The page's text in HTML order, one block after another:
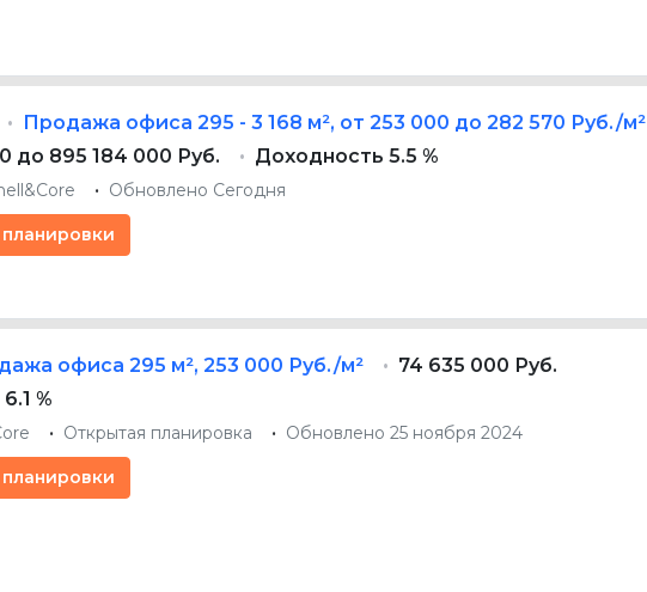
Продажа офиса295 - 3 168 м², от 253 000 до 282 570 Руб./м²
до 895 184 000 Руб.
Доходность 5.5 %
Обновлено Сегодня
офиса295 м²,253 000 Руб./м²
74 635 000 Руб.
%
Открытая планировка Обновлено 25 ноября 2024